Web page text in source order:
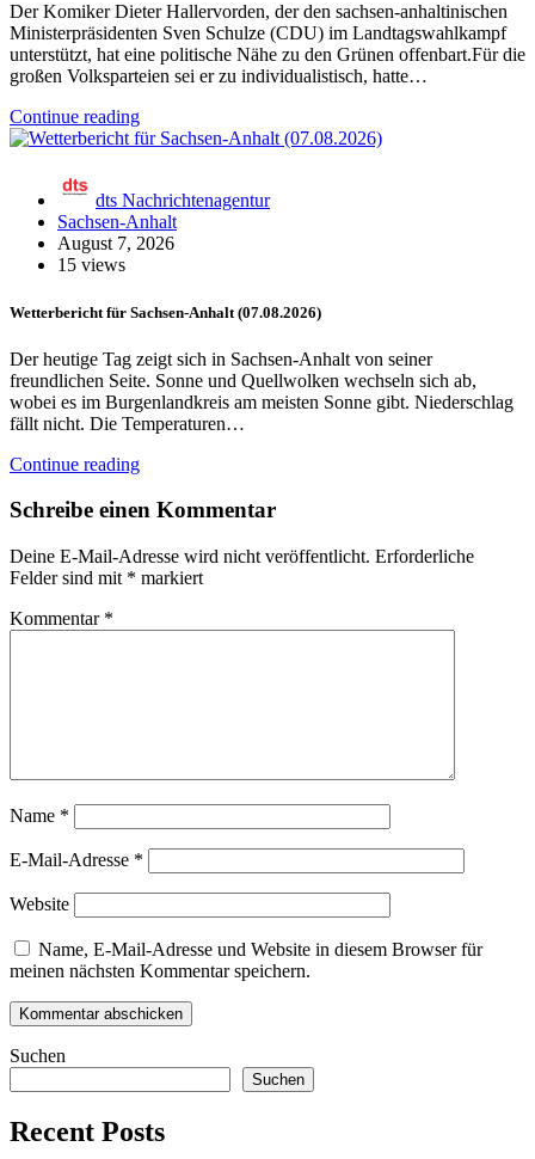
Der Komiker Dieter Hallervorden, der den sachsen-anhaltinischen
Ministerpräsidenten Sven Schulze (CDU) im Landtagswahlkampf
unterstützt, hat eine politische Nähe zu den Grünen offenbart.Für die
großen Volksparteien sei er zu individualistisch, hatte…
Continue reading
dts Nachrichtenagentur
Sachsen-Anhalt
August 7, 2026
15 views
Wetterbericht für Sachsen-Anhalt (07.08.2026)
Der heutige Tag zeigt sich in Sachsen-Anhalt von seiner
freundlichen Seite. Sonne und Quellwolken wechseln sich ab,
wobei es im Burgenlandkreis am meisten Sonne gibt. Niederschlag
fällt nicht. Die Temperaturen…
Continue reading
Schreibe einen Kommentar
Deine E-Mail-Adresse wird nicht veröffentlicht. Erforderliche
Felder sind mit * markiert
Kommentar *
Name *
E-Mail-Adresse *
Website
Name, E-Mail-Adresse und Website in diesem Browser für
meinen nächsten Kommentar speichern.
Suchen
Suchen
Recent Posts